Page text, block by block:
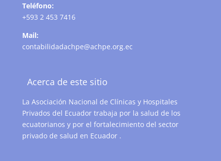
Teléfono:
+593 2 453 7416
Mail:
contabilidadachpe@achpe.org.ec
Acerca de este sitio
La Asociación Nacional de Clínicas y Hospitales
Privados del Ecuador trabaja por la salud de los
ecuatorianos y por el fortalecimiento del sector
privado de salud en Ecuador .